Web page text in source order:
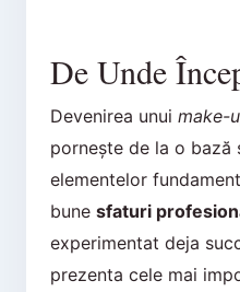
De Unde
Devenirea unui make-
pornește de la o bază
elementelor
bune sfaturi
experimentat deja
prezenta cele mai